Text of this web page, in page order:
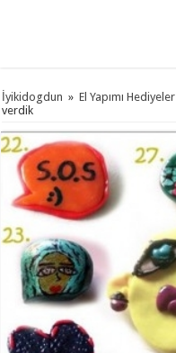
İyikidogdun » El Yapımı Hediyeler
verdik